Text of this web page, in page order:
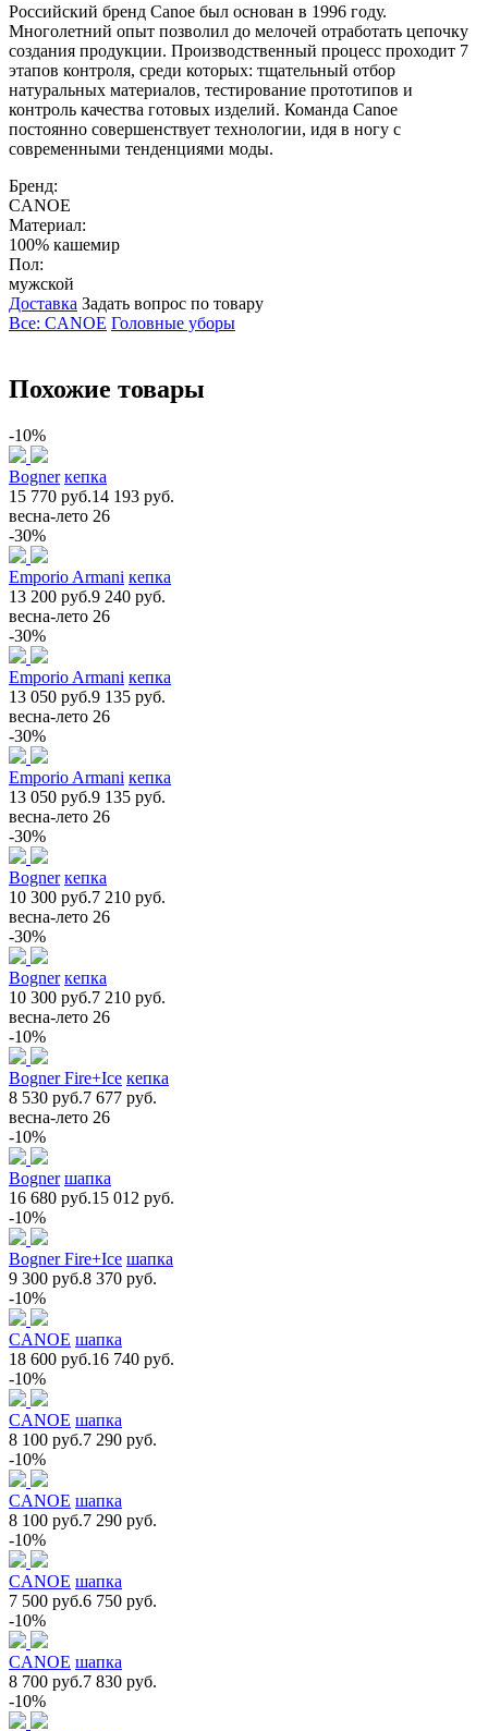
Российский бренд Canoe был основан в 1996 году.
Многолетний опыт позволил до мелочей отработать цепочку
создания продукции. Производственный процесс проходит 7
этапов контроля, среди которых: тщательный отбор
натуральных материалов, тестирование прототипов и
контроль качества готовых изделий. Команда Canoe
постоянно совершенствует технологии, идя в ногу с
современными тенденциями моды.
Бренд:
CANOE
Материал:
100% кашемир
Пол:
мужской
Доставка Задать вопрос по товару
Все: CANOE Головные уборы
Похожие товары
-10%
Bogner кепка
15 770 руб.14 193 руб.
весна-лето 26
-30%
Emporio Armani кепка
13 200 руб.9 240 руб.
весна-лето 26
-30%
Emporio Armani кепка
13 050 руб.9 135 руб.
весна-лето 26
-30%
Emporio Armani кепка
13 050 руб.9 135 руб.
весна-лето 26
-30%
Bogner кепка
10 300 руб.7 210 руб.
весна-лето 26
-30%
Bogner кепка
10 300 руб.7 210 руб.
весна-лето 26
-10%
Bogner Fire+Ice кепка
8 530 руб.7 677 руб.
весна-лето 26
-10%
Bogner шапка
16 680 руб.15 012 руб.
-10%
Bogner Fire+Ice шапка
9 300 руб.8 370 руб.
-10%
CANOE шапка
18 600 руб.16 740 руб.
-10%
CANOE шапка
8 100 руб.7 290 руб.
-10%
CANOE шапка
8 100 руб.7 290 руб.
-10%
CANOE шапка
7 500 руб.6 750 руб.
-10%
CANOE шапка
8 700 руб.7 830 руб.
-10%